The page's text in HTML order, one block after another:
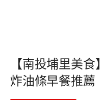
【南投埔里美食
炸油條早餐推薦